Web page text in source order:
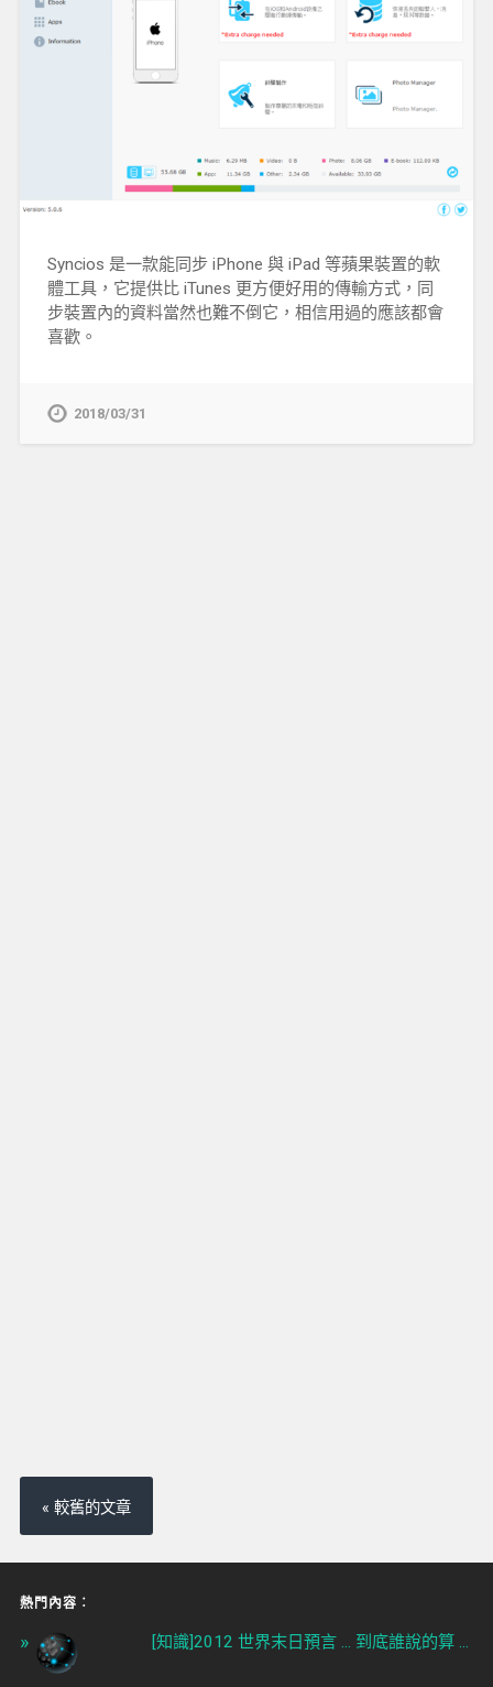
Syncios 是一款能同步 iPhone 與 iPad 等蘋果裝置的軟
體工具，它提供比 iTunes 更方便好用的傳輸方式，同
步裝置內的資料當然也難不倒它，相信用過的應該都會
喜歡。
2018/03/31
« 較舊的文章
熱門內容︰
[知識]2012 世界末日預言 ... 到底誰說的算 ...